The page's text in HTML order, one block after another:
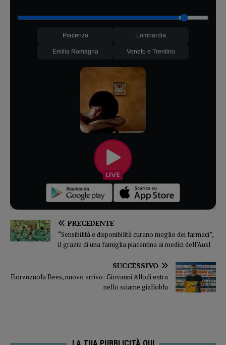
Piacenza Lombardia
Emilia Romagna Veneto e Trentino
PRECEDENTE
“Sensibilità e disponibilità curano meglio dei farmaci”,
il grazie di una famiglia piacentina ai medici dell’Ausl
SUCCESSIVO
Fiorenzuola Bees, nuovo arrivo: Giovanni Allodi entra
nello sciame gialloblu